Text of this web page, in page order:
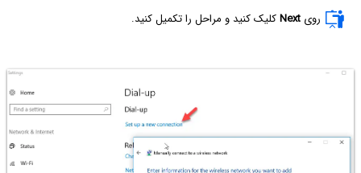
روی Nextکلیک کنید و مراحل را تکمیل کنید.